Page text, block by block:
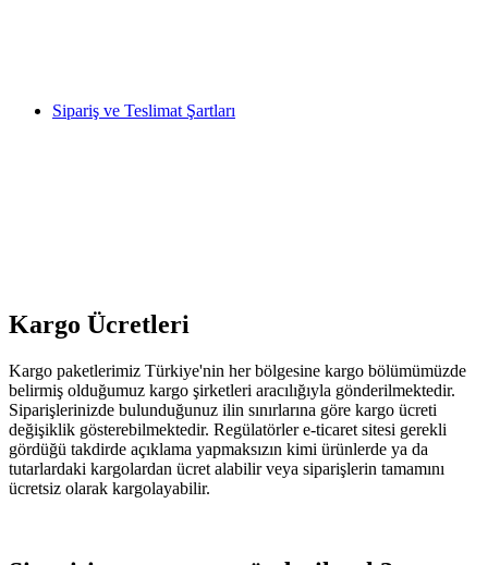
Sipariş ve Teslimat Şartları
Kargo Ücretleri
Kargo paketlerimiz Türkiye'nin her bölgesine kargo bölümümüzde
belirmiş olduğumuz kargo şirketleri aracılığıyla gönderilmektedir.
Siparişlerinizde bulunduğunuz ilin sınırlarına göre kargo ücreti
değişiklik gösterebilmektedir. Regülatörler e-ticaret sitesi gerekli
gördüğü takdirde açıklama yapmaksızın kimi ürünlerde ya da
tutarlardaki kargolardan ücret alabilir veya siparişlerin tamamını
ücretsiz olarak kargolayabilir.